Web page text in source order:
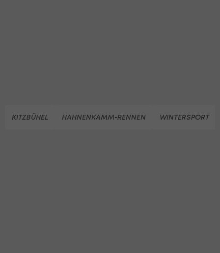
KITZBÜHEL HAHNENKAMM-RENNEN WINTERSPORT